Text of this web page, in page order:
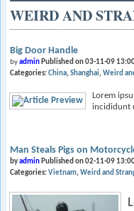
WEIRD AND
Big Door Handle
byadmin Published on 03-11-09
Categories:China Shanghai Weird
Lorem
incididunt
Man Steals Pigs on
byadmin Published on 02-11-09
Categories:Vietnam Weird and